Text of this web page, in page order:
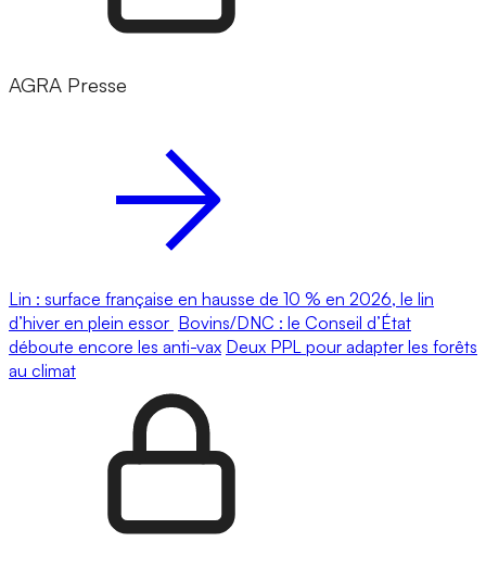
AGRA Presse
Lin : surface française en hausse de 10 % en 2026, le lin
d’hiver en plein essor Bovins/DNC : le Conseil d’État
déboute encore les anti-vax Deux PPL pour adapter les forêts
au climat